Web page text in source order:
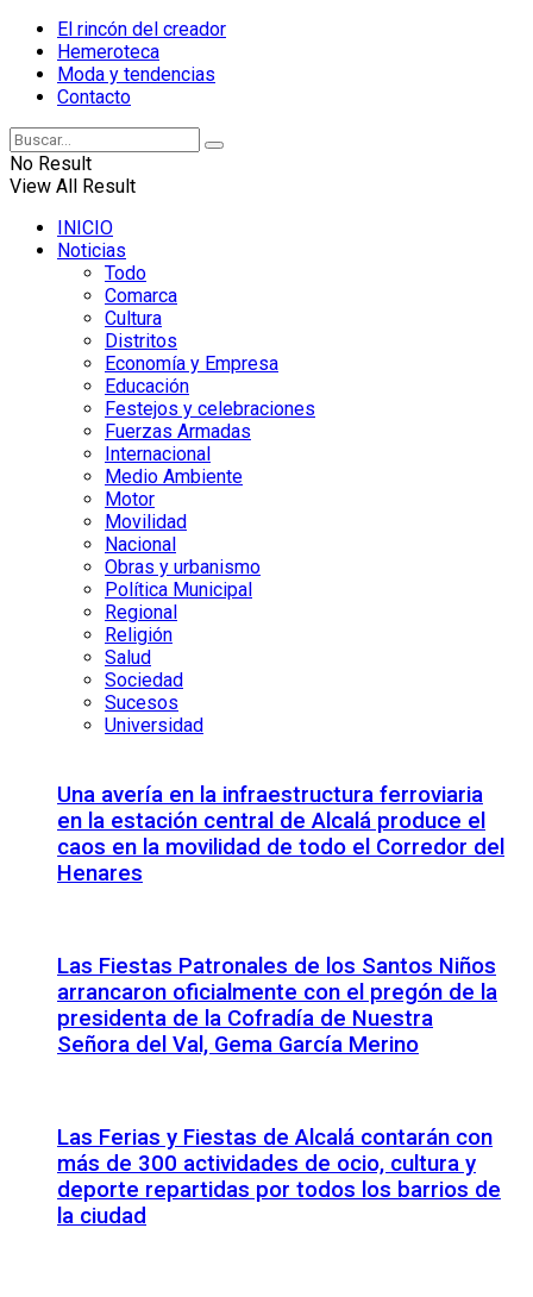
El rincón del creador
Hemeroteca
Moda y tendencias
Contacto
No Result
View All Result
INICIO
Noticias
Todo
Comarca
Cultura
Distritos
Economía y Empresa
Educación
Festejos y celebraciones
Fuerzas Armadas
Internacional
Medio Ambiente
Motor
Movilidad
Nacional
Obras y urbanismo
Política Municipal
Regional
Religión
Salud
Sociedad
Sucesos
Universidad
Una avería en la infraestructura ferroviaria
en la estación central de Alcalá produce el
caos en la movilidad de todo el Corredor del
Henares
Las Fiestas Patronales de los Santos Niños
arrancaron oficialmente con el pregón de la
presidenta de la Cofradía de Nuestra
Señora del Val, Gema García Merino
Las Ferias y Fiestas de Alcalá contarán con
más de 300 actividades de ocio, cultura y
deporte repartidas por todos los barrios de
la ciudad